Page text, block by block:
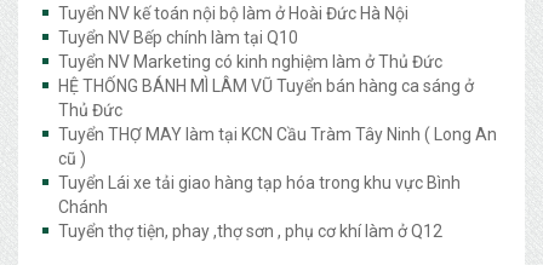
Tuyển NV kế toán nội bộ làm ở Hoài Đức Hà Nội
Tuyển NV Bếp chính làm tại Q10
Tuyển NV Marketing có kinh nghiệm làm ở Thủ Đức
HỆ THỐNG BÁNH MÌ LÂM VŨ Tuyển bán hàng ca sáng ở
Thủ Đức
Tuyển THỢ MAY làm tại KCN Cầu Tràm Tây Ninh ( Long An
cũ )
Tuyển Lái xe tải giao hàng tạp hóa trong khu vực Bình
Chánh
Tuyển thợ tiện, phay ,thợ sơn , phụ cơ khí làm ở Q12